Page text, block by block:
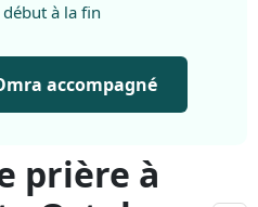
à la fin
accompagné
prière à